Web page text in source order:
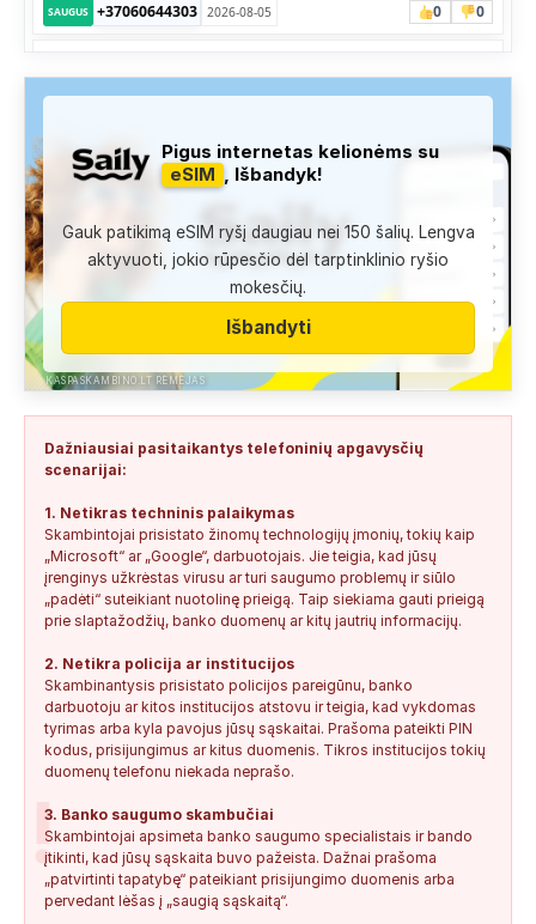
SAUGUS +37060644303 2026-08-05 0 0
NEPATIKIMAS +37052041945 2026-08-05 0 0
Administracija: Užfiksuota, kad apie šį numerį buvo rašoma
daug teigiamų komentarų...
Anonimas:
Labai gera pagalbininke, konsultavausi ne karta
del teises mokslu
SAUGUS +37060763626 2026-08-04 1
Anonimas: Paskambino kažkokia [vardas paslėptas] ir siūlo
susipažint. Skamba kaip dirbtinio...
Jonas: Vivus.lt
Anonimas: Gauta SMS žinutė: " Moters neturi?
NEPATIKIMAS +37060388940 2026-08-02 0
Keista: Sukčių stacionaraus telefono numeris tiesiog Vilniaus
+37052041945 2026-08-01
KASPASKAMBINO.LT RĖMĖJAS
Pigus internetas kelionėms su
eSIM , Išbandyk!
Gauk patikimą eSIM ryšį daugiau nei 150 šalių. Lengva
aktyvuoti, jokio rūpesčio dėl tarptinklinio ryšio
mokesčių.
Išbandyti
!
Dažniausiai pasitaikantys telefoninių apgavysčių
scenarijai:
1. Netikras techninis palaikymas
Skambintojai prisistato žinomų technologijų įmonių, tokių kaip
„Microsoft“ ar „Google“, darbuotojais. Jie teigia, kad jūsų
įrenginys užkrėstas virusu ar turi saugumo problemų ir siūlo
„padėti“ suteikiant nuotolinę prieigą. Taip siekiama gauti prieigą
prie slaptažodžių, banko duomenų ar kitų jautrių informacijų.
2. Netikra policija ar institucijos
Skambinantysis prisistato policijos pareigūnu, banko
darbuotoju ar kitos institucijos atstovu ir teigia, kad vykdomas
tyrimas arba kyla pavojus jūsų sąskaitai. Prašoma pateikti PIN
kodus, prisijungimus ar kitus duomenis. Tikros institucijos tokių
duomenų telefonu niekada neprašo.
3. Banko saugumo skambučiai
Skambintojai apsimeta banko saugumo specialistais ir bando
įtikinti, kad jūsų sąskaita buvo pažeista. Dažnai prašoma
„patvirtinti tapatybę“ pateikiant prisijungimo duomenis arba
pervedant lėšas į „saugią sąskaitą“.